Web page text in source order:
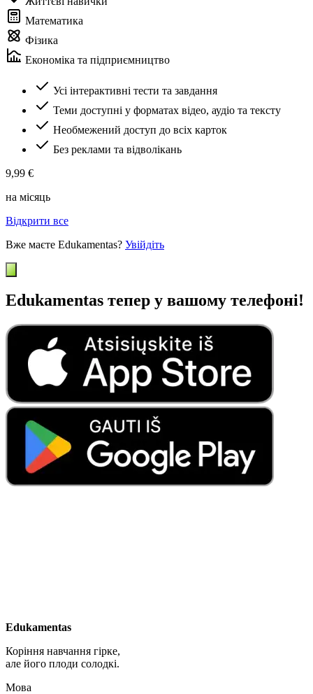
Математика
Фізика
Економіка та підприємництво
Усі інтерактивні тести та завдання
Теми доступні у форматах відео, аудіо та тексту
Необмежений доступ до всіх карток
Без реклами та відволікань
9,99 €
на місяць
Відкрити все
Вже маєте Edukamentas? Увійдіть
Edukamentas тепер у вашому телефоні!
Edukamentas
Коріння навчання гірке,
але його плоди солодкі.
Мова